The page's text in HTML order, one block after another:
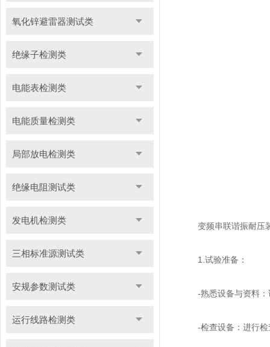
氧化锌避雷器测试类
绝缘子检测类
电能表检测类
电能质量检测类
局部放电检测类
绝缘电阻测试类
发电机检测类
三相标准源测试类
安规参数测试类
运行线路检测类
变频串联谐振耐压
1.试验准备：
-熟悉设备与资料：
-检查设备：进行检查